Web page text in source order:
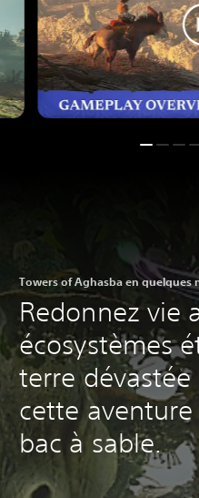
Towers of Aghasba en quelques
Redonnez vie
écosystèmes
terre
cette
bac à sable.